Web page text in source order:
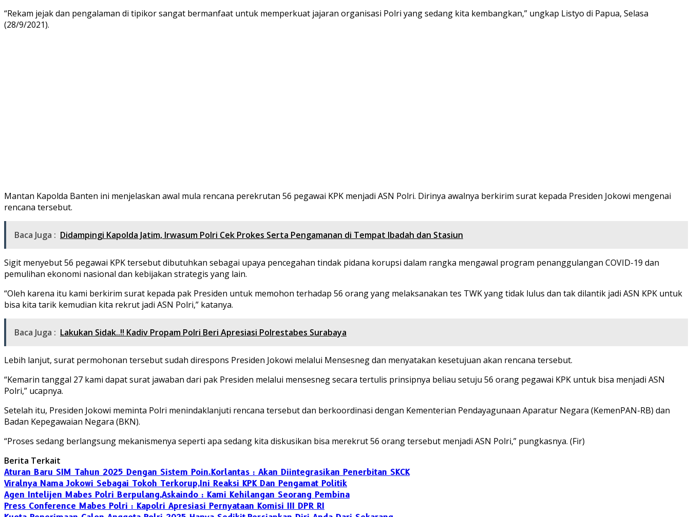
“Rekam jejak dan pengalaman di tipikor sangat bermanfaat untuk memperkuat jajaran organisasi Polri yang sedang kita kembangkan,” ungkap Listyo di Papua, Selasa
(28/9/2021).
Mantan Kapolda Banten ini menjelaskan awal mula rencana perekrutan 56 pegawai KPK menjadi ASN Polri. Dirinya awalnya berkirim surat kepada Presiden Jokowi mengenai
rencana tersebut.
Baca Juga : Didampingi Kapolda Jatim, Irwasum Polri Cek Prokes Serta Pengamanan di Tempat Ibadah dan Stasiun
Sigit menyebut 56 pegawai KPK tersebut dibutuhkan sebagai upaya pencegahan tindak pidana korupsi dalam rangka mengawal program penanggulangan COVID-19 dan
pemulihan ekonomi nasional dan kebijakan strategis yang lain.
“Oleh karena itu kami berkirim surat kepada pak Presiden untuk memohon terhadap 56 orang yang melaksanakan tes TWK yang tidak lulus dan tak dilantik jadi ASN KPK untuk
bisa kita tarik kemudian kita rekrut jadi ASN Polri,” katanya.
Baca Juga : Lakukan Sidak..!! Kadiv Propam Polri Beri Apresiasi Polrestabes Surabaya
Lebih lanjut, surat permohonan tersebut sudah direspons Presiden Jokowi melalui Mensesneg dan menyatakan kesetujuan akan rencana tersebut.
“Kemarin tanggal 27 kami dapat surat jawaban dari pak Presiden melalui mensesneg secara tertulis prinsipnya beliau setuju 56 orang pegawai KPK untuk bisa menjadi ASN
Polri,” ucapnya.
Setelah itu, Presiden Jokowi meminta Polri menindaklanjuti rencana tersebut dan berkoordinasi dengan Kementerian Pendayagunaan Aparatur Negara (KemenPAN-RB) dan
Badan Kepegawaian Negara (BKN).
“Proses sedang berlangsung mekanismenya seperti apa sedang kita diskusikan bisa merekrut 56 orang tersebut menjadi ASN Polri,” pungkasnya. (Fir)
Berita Terkait
Aturan Baru SIM Tahun 2025 Dengan Sistem Poin.Korlantas : Akan Diintegrasikan Penerbitan SKCK
Viralnya Nama Jokowi Sebagai Tokoh Terkorup,Ini Reaksi KPK Dan Pengamat Politik
Agen Intelijen Mabes Polri Berpulang,Askaindo : Kami Kehilangan Seorang Pembina
Press Conference Mabes Polri : Kapolri Apresiasi Pernyataan Komisi III DPR RI